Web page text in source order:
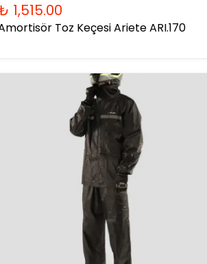
1,515.00
Toz Keçesi Ariete ARI.170